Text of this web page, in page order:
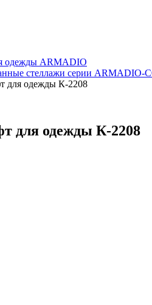
одежды ARMADIO
стеллажи серии ARMADIO-
для одежды К-2208
для одежды К-2208